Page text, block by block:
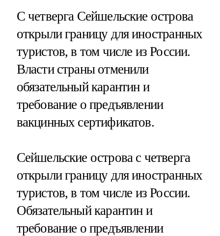
С четверга Сейшельские острова
открыли границу для иностранных
туристов, в том числе из России.
Власти страны отменили
обязательный карантин и
требование о предъявлении
вакцинных сертификатов.
Сейшельские острова с четверга
открыли границу для иностранных
туристов, в том числе из России.
Обязательный карантин и
требование о предъявлении